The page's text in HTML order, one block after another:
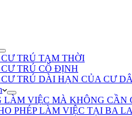
CƯ TRÚ TẠM THỜI
CƯ TRÚ CỐ ĐỊNH
CƯ TRÚ DÀI HẠN CỦA CƯ
LÀM VIỆC MÀ KHÔNG CẦN
PHÉP LÀM VIỆC TẠI BA